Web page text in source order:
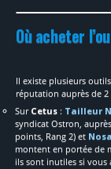
Où acheter
Il existe plusieurs
réputation auprès de 2
Sur Cetus : Tailleur
syndicat Ostron,
points, Rang 2) et
montent en portée de
ils sont inutiles si vous